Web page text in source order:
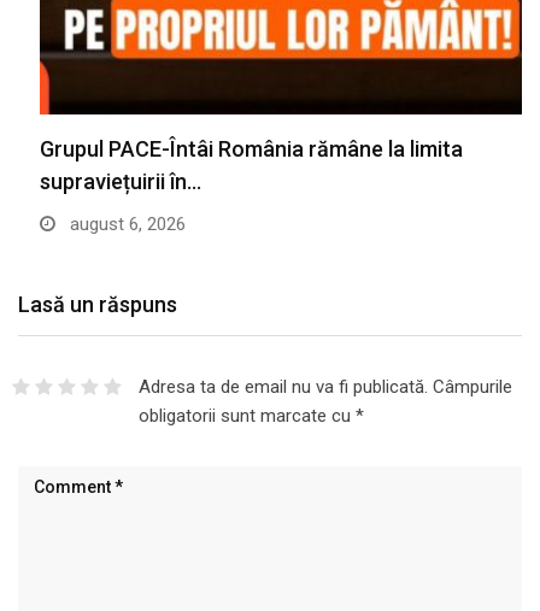
Grupul PACE-Întâi România rămâne la limita
supraviețuirii în…
august 6, 2026
Lasă un răspuns
Adresa ta de email nu va fi publicată. Câmpurile
obligatorii sunt marcate cu *